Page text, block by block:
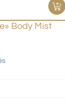
Body Mist